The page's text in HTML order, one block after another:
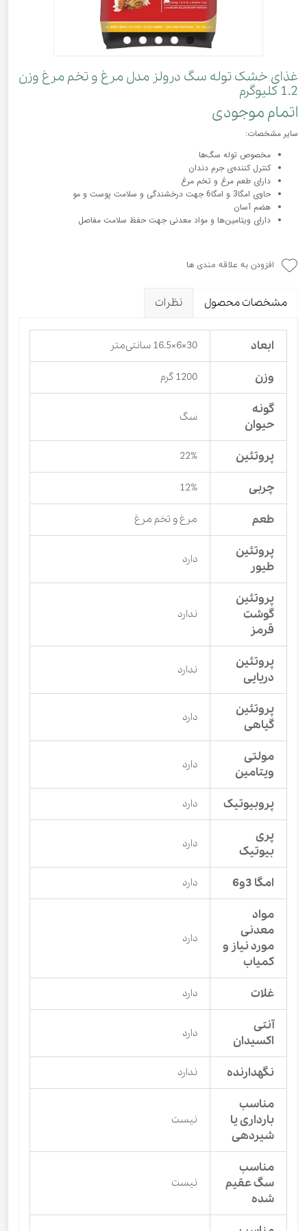
غذای خشک توله سگ درولز مدل مرغ و تخم مرغ وزن
1.2 کلیوگرم
اتمام موجودی
سایر مشخصات:
مخصوص توله سگ‌ها
کنترل کننده‌ی جرم دندان
دارای طعم مرغ و تخم مرغ
حاوی امگا3 و امگا6 جهت درخشندگی و سلامت پوست و مو
هضم آسان
دارای ویتامین‌ها و مواد معدنی جهت حفظ سلامت مفاصل
افزودن به علاقه مندی ها
مشخصات محصول نظرات
ابعاد 30×6×16.5 سانتی‌متر
وزن 1200 گرم
گونه
حیوان
سگ
پروتئین 22%
چربی 12%
طعم مرغ و تخم مرغ
پروتئین
طیور
دارد
پروتئین
گوشت
قرمز
ندارد
پروتئین
دریایی
ندارد
پروتئین
گیاهی
دارد
مولتی
ویتامین
دارد
پروبیوتیک دارد
پری
بیوتیک
دارد
امگا 3و6 دارد
مواد
معدنی
مورد نیاز و
کمیاب
دارد
غلات دارد
آنتی
اکسیدان
دارد
نگهدارنده ندارد
مناسب
بارداری یا
شیردهی
نیست
مناسب
سگ عقیم
شده
نیست